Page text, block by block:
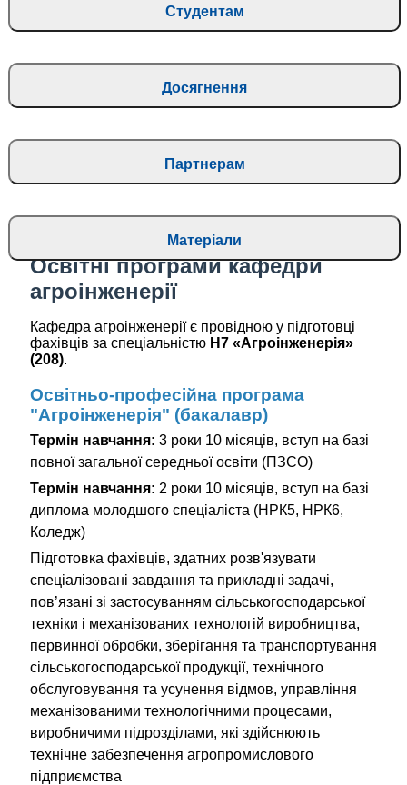
Студентам
Досягнення
Партнерам
Матеріали
Освітні програми кафедри
агроінженерії
Кафедра агроінженерії є провідною у підготовці
фахівців за спеціальністю H7 «Агроінженерія»
(208).
Освітньо-професійна програма
"Агроінженерія" (бакалавр)
Термін навчання: 3 роки 10 місяців, вступ на базі
повної загальної середньої освіти (ПЗСО)
Термін навчання: 2 роки 10 місяців, вступ на базі
диплома молодшого спеціаліста (НРК5, НРК6,
Коледж)
Підготовка фахівців, здатних розв'язувати
спеціалізовані завдання та прикладні задачі,
пов’язані зі застосуванням сільськогосподарської
техніки і механізованих технологій виробництва,
первинної обробки, зберігання та транспортування
сільськогосподарської продукції, технічного
обслуговування та усунення відмов, управління
механізованими технологічними процесами,
виробничими підрозділами, які здійснюють
технічне забезпечення агропромислового
підприємства